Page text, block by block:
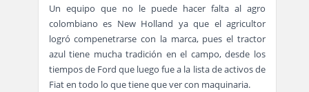
Un equipo que no le puede hacer falta al agro
colombiano es New Holland ya que el agricultor
logró compenetrarse con la marca, pues el tractor
azul tiene mucha tradición en el campo, desde los
tiempos de Ford que luego fue a la lista de activos de
Fiat en todo lo que tiene que ver con maquinaria.